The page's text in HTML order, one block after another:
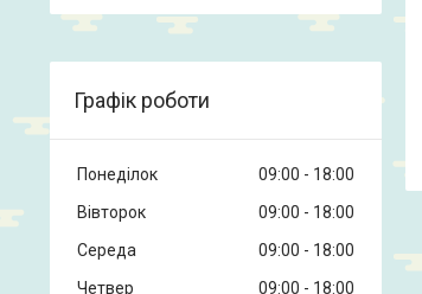
Графік роботи
Понеділок 09:00
18:00
Вівторок
09:00
18:00
Середа
09:00
18:00
Четвер
09:00
18:00